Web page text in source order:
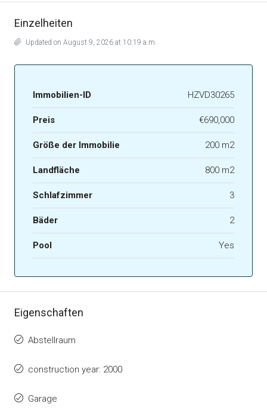
Einzelheiten
Updated on August 9, 2026 at 10:19 a.m.
Immobilien-ID HZVD30265
Preis €690,000
Größe der Immobilie 200 m2
Landfläche 800 m2
Schlafzimmer 3
Bäder 2
Pool Yes
Eigenschaften
Abstellraum
construction year: 2000
Garage